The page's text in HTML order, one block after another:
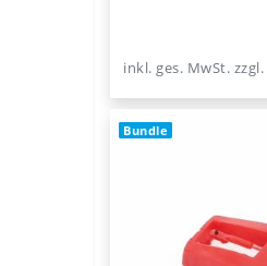
inkl. ges. MwSt. zzgl.
Bundle